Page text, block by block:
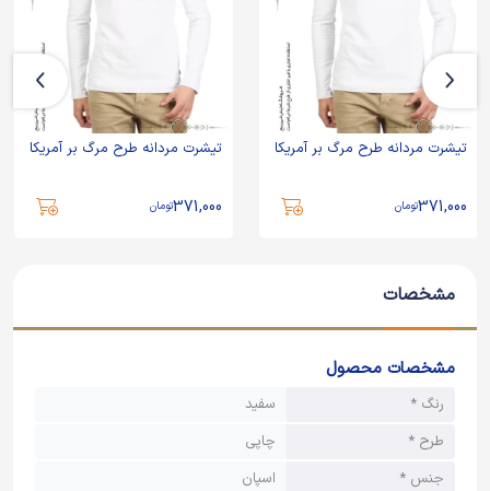
تیشرت مردانه طرح مرگ بر آمریکا
371,000تومان
تیشرت مردانه طرح مرگ بر آمریکا
371,000تومان
مشخصات
مشخصات محصول
رنگ *
سفید
طرح *
چاپی
جنس *
اسپان